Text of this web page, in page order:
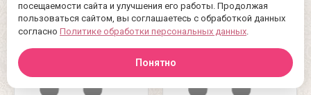
посещаемости сайта и улучшения его работы. Продолжая
пользоваться сайтом, вы соглашаетесь с обработкой данных
согласно Политике обработки персональных данных.
Понятно